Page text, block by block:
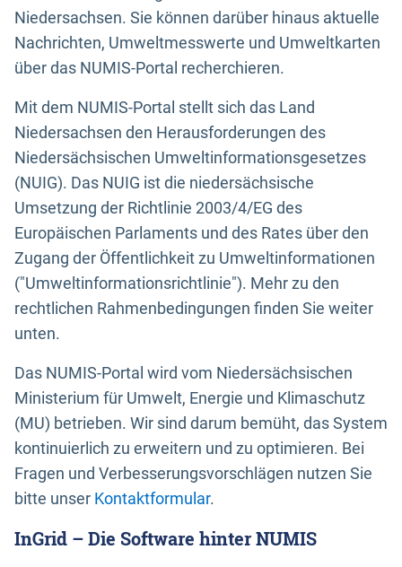
Niedersachsen. Sie können darüber hinaus aktuelle
Nachrichten, Umweltmesswerte und Umweltkarten
über das NUMIS-Portal recherchieren.
Mit dem NUMIS-Portal stellt sich das Land
Niedersachsen den Herausforderungen des
Niedersächsischen Umweltinformationsgesetzes
(NUIG). Das NUIG ist die niedersächsische
Umsetzung der Richtlinie 2003/4/EG des
Europäischen Parlaments und des Rates über den
Zugang der Öffentlichkeit zu Umweltinformationen
("Umweltinformationsrichtlinie"). Mehr zu den
rechtlichen Rahmenbedingungen finden Sie weiter
unten.
Das NUMIS-Portal wird vom Niedersächsischen
Ministerium für Umwelt, Energie und Klimaschutz
(MU) betrieben. Wir sind darum bemüht, das System
kontinuierlich zu erweitern und zu optimieren. Bei
Fragen und Verbesserungsvorschlägen nutzen Sie
bitte unser Kontaktformular.
InGrid – Die Software hinter NUMIS